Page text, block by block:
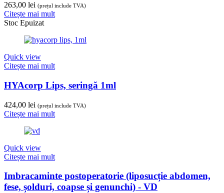
263,00 lei (prețul include TVA)
Citește mai mult
Stoc Epuizat
Quick view
Citește mai mult
HYAcorp Lips, seringă 1ml
424,00 lei (prețul include TVA)
Citește mai mult
Quick view
Citește mai mult
Imbracaminte postoperatorie (liposucție abdomen,
fese, șolduri, coapse și genunchi) - VD